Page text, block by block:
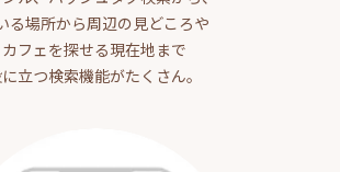
る場所から周辺の見どころや
カフェを探せる現在地まで
立つ検索機能がたくさん。